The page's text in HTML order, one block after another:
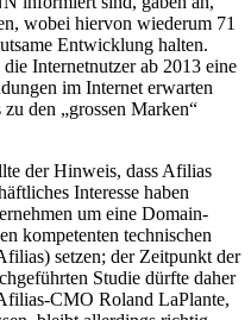
wobei hiervon wiederum 71
Entwicklung halten.
Internetnutzer ab 2013 eine
im Internet erwarten
den „grossen Marken“
der Hinweis, dass Afilias
Interesse haben
um eine Domain-
kompetenten technischen
setzen; der Zeitpunkt der
Studie dürfte daher
CMO Roland LaPlante,